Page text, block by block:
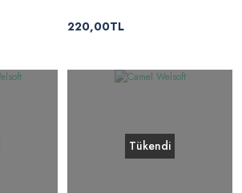
220,00TL
Tükendi